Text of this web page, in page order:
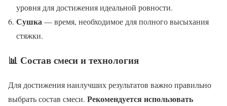
уровня для достижения идеальной ровности.
Сушка— время, необходимое для полного высыхания
стяжки.
📊 Состав смеси и технология
Для достижения наилучших результатов важно правильно
выбрать состав смеси. Рекомендуется использовать